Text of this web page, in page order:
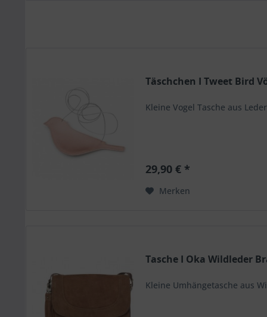
Täschchen I Tweet Bird
Kleine Vogel Tasche aus
29,90 € *
Merken
Tasche I Oka Wildleder
Kleine Umhängetasche aus